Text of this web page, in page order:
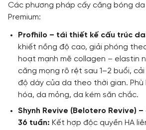
Các phương pháp cấy căng bóng
Premium:
Profhilo – tái thiết kế cấu trúc
khiết nồng độ cao, giải phóng
hoạt mạnh mẽ collagen – elastin
căng mọng rõ rệt sau 1–2 buổi,
độ dày của da theo thời gian.
hóa, da mỏng, da kém săn chắc.
Shynh Revive (Belotero Revive)
36 tuần: Kết hợp độc quyền HA